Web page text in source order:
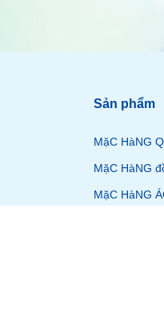
Sản phẩm
MặC HàNG
MặC HàNG
MặC HàNG